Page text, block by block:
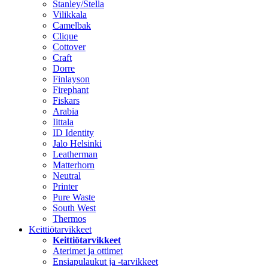
Stanley/Stella
Vilikkala
Camelbak
Clique
Cottover
Craft
Dorre
Finlayson
Firephant
Fiskars
Arabia
Iittala
ID Identity
Jalo Helsinki
Leatherman
Matterhorn
Neutral
Printer
Pure Waste
South West
Thermos
Keittiötarvikkeet
Keittiötarvikkeet
Aterimet ja ottimet
Ensiapulaukut ja -tarvikkeet